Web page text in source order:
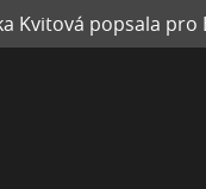
Kvitová popsala